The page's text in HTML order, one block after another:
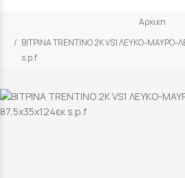
Αρχικη
ΒΙΤΡΙΝΑ TRENTINO 2K VS1 ΛΕΥΚΟ-ΜΑΥΡΟ-
s.p.f